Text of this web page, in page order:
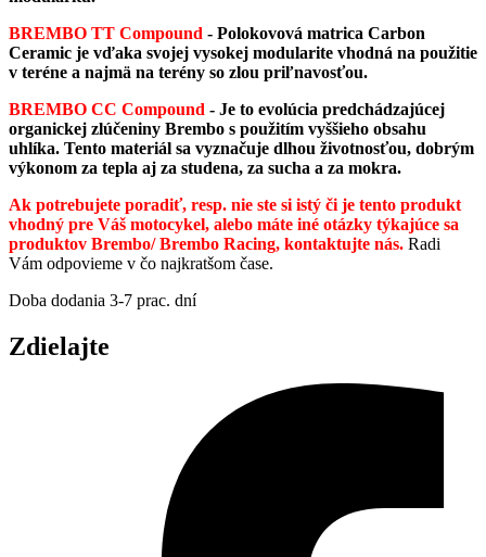
BREMBO TT Compound - Polokovová matrica Carbon
Ceramic je vďaka svojej vysokej modularite vhodná na použitie
v teréne a najmä na terény so zlou priľnavosťou.
BREMBO CC Compound - Je to evolúcia predchádzajúcej
organickej zlúčeniny Brembo s použitím vyššieho obsahu
uhlíka. Tento materiál sa vyznačuje dlhou životnosťou, dobrým
výkonom za tepla aj za studena, za sucha a za mokra.
Ak potrebujete poradiť, resp. nie ste si istý či je tento produkt
vhodný pre Váš motocykel, alebo máte iné otázky týkajúce sa
produktov Brembo/ Brembo Racing, kontaktujte nás. Radi
Vám odpovieme v čo najkratšom čase.
Doba dodania 3-7 prac. dní
Zdielajte